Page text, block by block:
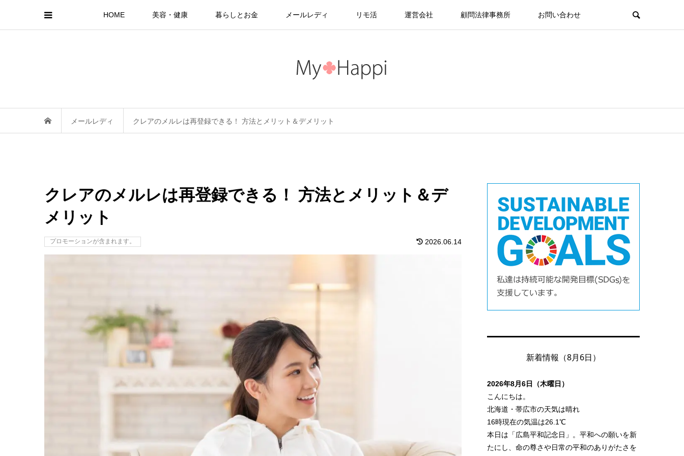
HOME 美容・健康 暮らしとお金 メールレディ リモ活 運営会社 顧問法律事務所 お問い合わせ
メールレディ クレアのメルレは再登録できる！ 方法とメリット＆デメリット
クレアのメルレは再登録できる！ 方法とメリット＆デ
メリット
2026.06.14
プロモーションが含まれます。
新着情報（8月6日）
2026年8月6日（木曜日）
こんにちは。
北海道・帯広市の天気は晴れ
16時現在の気温は26.1℃
本日は「広島平和記念日」。平和への願いを新
たにし、命の尊さや日常の平和のありがたさを